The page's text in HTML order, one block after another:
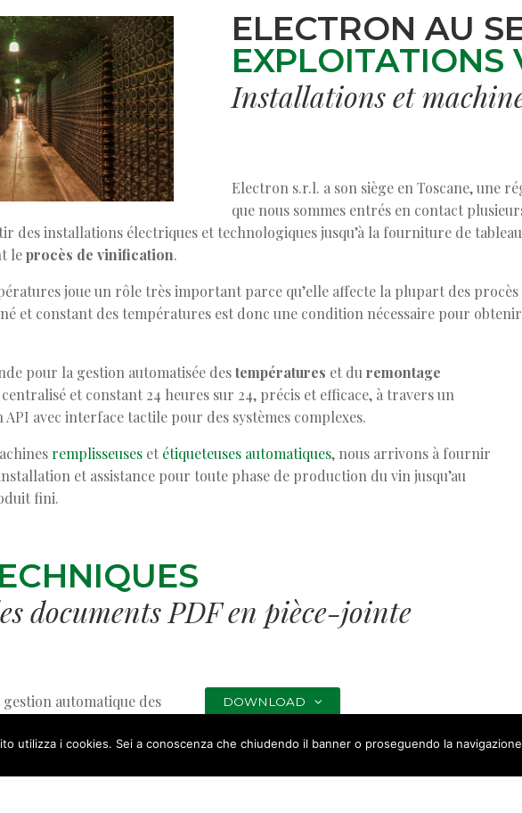
ELECTRON AU
EXPLOITATIONS
Installations et
Electron s.r.l. a son siège en Toscane, une
que nous sommes entrés en contact
des installations électriques et technologiques jusqu’à la fourniture de
leprocès de vinification.
joue un rôle très important parce qu’elle affecte la plupart des
et constant des températures est donc une condition nécessaire pour
pour la gestion automatisée destempératures et duremontage
et constant 24 heures sur 24, précis et efficace, à travers un
avec interface tactile pour des systèmes complexes.
remplisseuses et étiqueteuses automatiques, nous arrivons à fournir
et assistance pour toute phase de production du vin jusqu’au
fini.
documents PDF en pièce-jointe
automatique des DOWNLOAD
utilizza i cookies. Sei a conoscenza che chiudendo il banner o proseguendo la